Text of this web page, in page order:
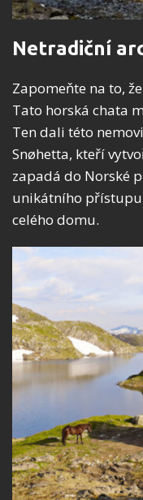
Netradiční
Zapomeňte na to,
Tato horská chata
Ten dali této
Snøhetta, kteří
zapadá do Norské
unikátního
celého domu.